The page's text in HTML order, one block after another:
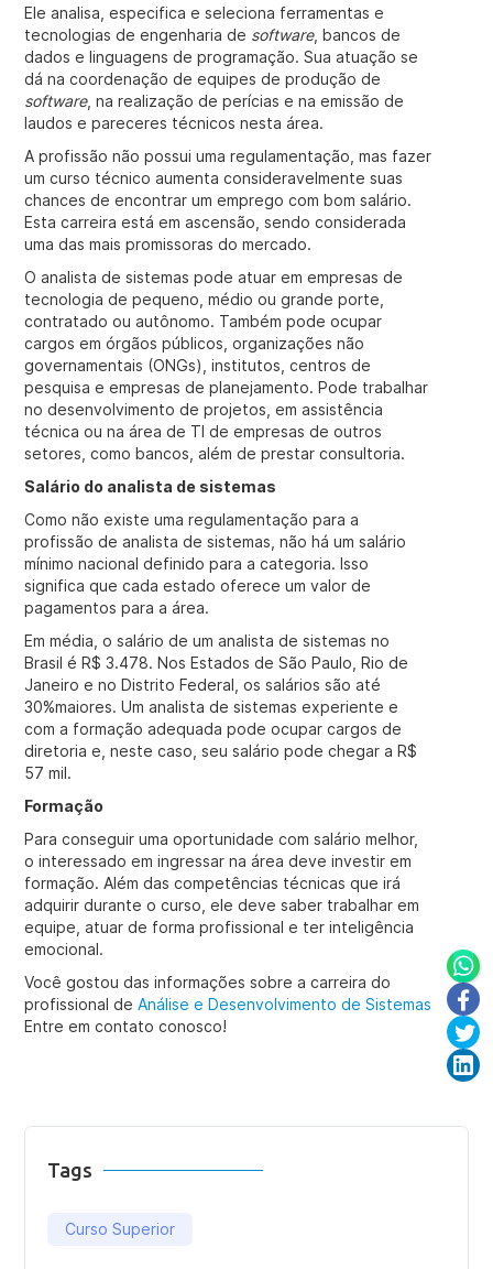
Ele analisa, especifica e seleciona ferramentas e
tecnologias de engenharia de software, bancos de
dados e linguagens de programação. Sua atuação se
dá na coordenação de equipes de produção de
software, na realização de perícias e na emissão de
laudos e pareceres técnicos nesta área.
A profissão não possui uma regulamentação, mas fazer
um curso técnico aumenta consideravelmente suas
chances de encontrar um emprego com bom salário.
Esta carreira está em ascensão, sendo considerada
uma das mais promissoras do mercado.
O analista de sistemas pode atuar em empresas de
tecnologia de pequeno, médio ou grande porte,
contratado ou autônomo. Também pode ocupar
cargos em órgãos públicos, organizações não
governamentais (ONGs), institutos, centros de
pesquisa e empresas de planejamento. Pode trabalhar
no desenvolvimento de projetos, em assistência
técnica ou na área de TI de empresas de outros
setores, como bancos, além de prestar consultoria.
Salário do analista de sistemas
Como não existe uma regulamentação para a
profissão de analista de sistemas, não há um salário
mínimo nacional definido para a categoria. Isso
significa que cada estado oferece um valor de
pagamentos para a área.
Em média, o salário de um analista de sistemas no
Brasil é R$ 3.478. Nos Estados de São Paulo, Rio de
Janeiro e no Distrito Federal, os salários são até
30%maiores. Um analista de sistemas experiente e
com a formação adequada pode ocupar cargos de
diretoria e, neste caso, seu salário pode chegar a R$
57 mil.
Formação
Para conseguir uma oportunidade com salário melhor,
o interessado em ingressar na área deve investir em
formação. Além das competências técnicas que irá
adquirir durante o curso, ele deve saber trabalhar em
equipe, atuar de forma profissional e ter inteligência
emocional.
Você gostou das informações sobre a carreira do
profissional deAnálise e Desenvolvimento de Sistemas
Entre em contato conosco!
Tags
Curso Superior